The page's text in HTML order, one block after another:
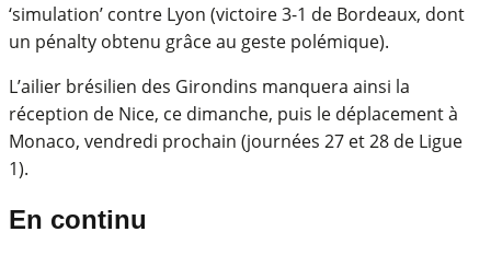
‘simulation’ contre Lyon (victoire 3-1 de Bordeaux, dont
un pénalty obtenu grâce au geste polémique).
L’ailier brésilien des Girondins manquera ainsi la
réception de Nice, ce dimanche, puis le déplacement à
Monaco, vendredi prochain (journées 27 et 28 de Ligue
1).
En continu